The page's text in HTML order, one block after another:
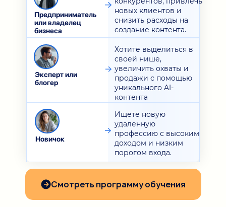
Ищете новую
удаленную
профессию с высоким
доходом и низким
порогом входа.
Новичок
Хотите выделиться в
своей нише,
увеличить охваты и
продажи с помощью
уникального AI-
контента
Эксперт или
блогер
новых клиентов и
снизить расходы на
создание контента.
Предприниматель
или владелец
бизнеса
Смотреть программу обучения